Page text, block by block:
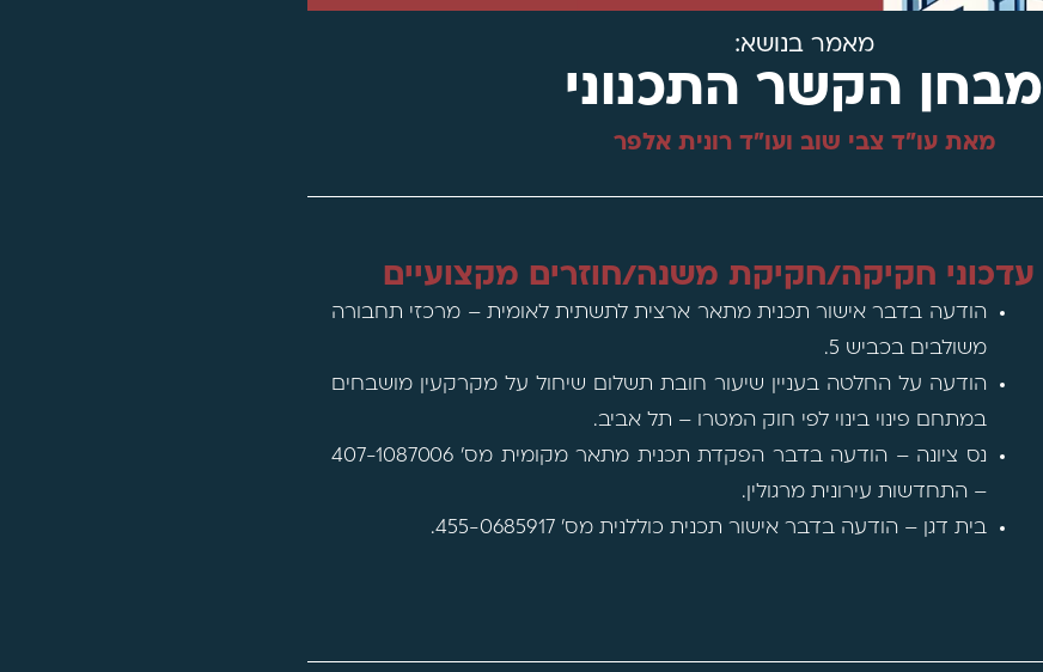
מאמר בנושא:
מבחן הקשר התכנוני
מאת עו"ד צבי שוב ועו"ד רונית אלפר
עדכוני חקיקה/חקיקת משנה/חוזרים מקצועיים
הודעה בדבר אישור תכנית מתאר ארצית לתשתית לאומית – מרכזי תחבורה
משולבים בכביש 5.
הודעה על החלטה בעניין שיעור חובת תשלום שיחול על מקרקעין מושבחים
במתחם פינוי בינוי לפי חוק המטרו – תל אביב.
נס ציונה – הודעה בדבר הפקדת תכנית מתאר מקומית מס' 407-1087006
– התחדשות עירונית מרגולין.
בית דגן – הודעה בדבר אישור תכנית כוללנית מס' 455-0685917.